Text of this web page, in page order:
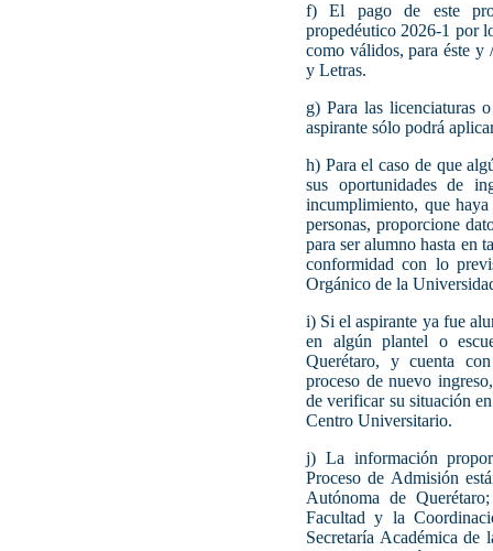
f) El pago de este
propedéutico 2026-1 por
como válidos, para éste y
y Letras.
g) Para las licenciaturas
aspirante sólo podrá
h) Para el caso de que
sus oportunidades de
incumplimiento, que
personas, proporcione
para ser alumno hasta en
conformidad con lo
Orgánico de la
i) Si el aspirante ya fue
en algún plantel o
Querétaro, y cuenta
proceso de nuevo
de verificar su situación
Centro Universitario.
j) La información
Proceso de Admisión
Autónoma de
Facultad y la
Secretaría Académica de